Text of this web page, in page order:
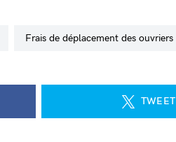
frais de déplacement des ouvriers
TWEET